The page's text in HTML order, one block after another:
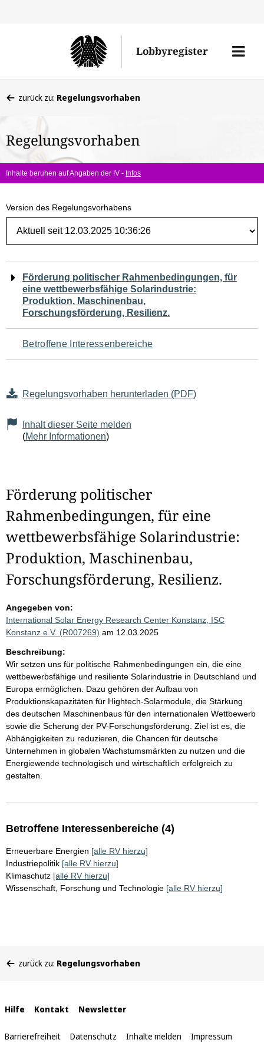
Lobbyregister
Menü
befinden
hier:
zurück zu: Regelungsvorhaben
Regelungsvorhaben
Inhalte beruhen auf Angaben der IV - Infos
Version des Regelungsvorhabens
Navigation
für
den
Seiteninhalt
Förderung politischer Rahmenbedingungen, für
eine wettbewerbsfähige Solarindustrie:
Produktion, Maschinenbau,
Forschungsförderung, Resilienz.
Betroffene Interessenbereiche
Regelungsvorhaben herunterladen (PDF)
Inhalt dieser Seite melden
(Mehr Informationen)
Förderung politischer
Rahmenbedingungen, für eine
wettbewerbsfähige Solarindustrie:
Produktion, Maschinenbau,
Forschungsförderung, Resilienz.
Angegeben von:
International Solar Energy Research Center Konstanz, ISC
Konstanz e.V. (R007269) am 12.03.2025
Beschreibung:
Wir setzen uns für politische Rahmenbedingungen ein, die eine
wettbewerbsfähige und resiliente Solarindustrie in Deutschland und
Europa ermöglichen. Dazu gehören der Aufbau von
Produktionskapazitäten für Hightech-Solarmodule, die Stärkung
des deutschen Maschinenbaus für den internationalen Wettbewerb
sowie die Scherung der PV-Forschungsförderung. Ziel ist es, die
Abhängigkeiten zu reduzieren, die Chancen für deutsche
Unternehmen in globalen Wachstumsmärkten zu nutzen und die
Energiewende technologisch und wirtschaftlich erfolgreich zu
gestalten.
Betroffene Interessenbereiche (4)
Erneuerbare Energien [alle RV hierzu]
Industriepolitik [alle RV hierzu]
Klimaschutz [alle RV hierzu]
Wissenschaft, Forschung und Technologie [alle RV hierzu]
befinden
zurück zu: Regelungsvorhaben
Interne
Links
Hilfe Kontakt Newsletter
Barrierefreiheit Datenschutz Inhalte melden Impressum